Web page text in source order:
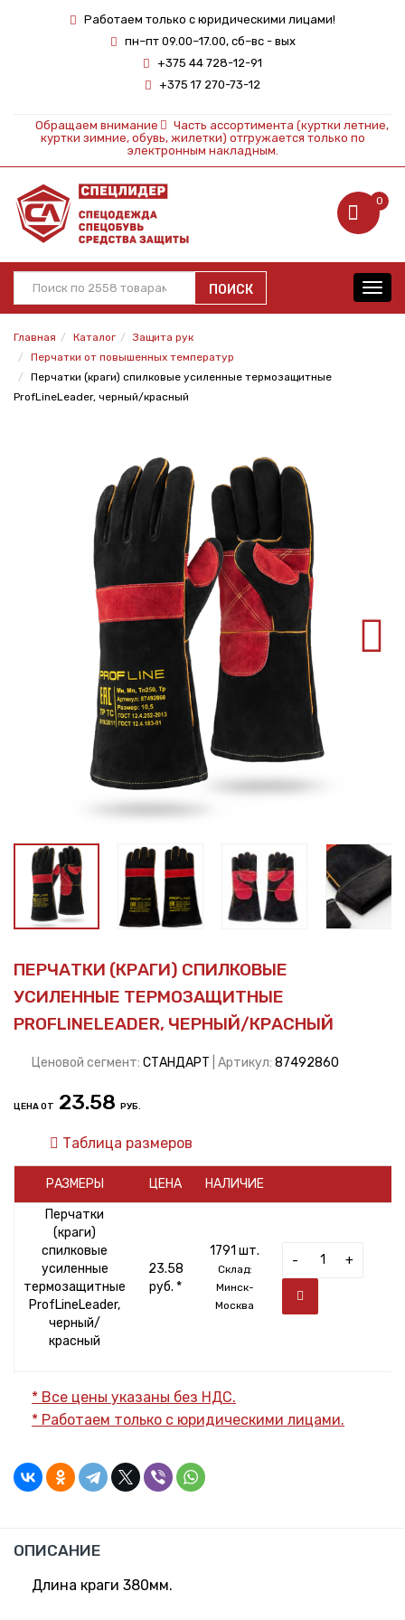
Работаем только с юридическими лицами!
пн–пт 09.00–17.00, сб–вс - вых
+375 44 728-12-91
+375 17 270-73-12
Обращаем внимание
Часть ассортимента (куртки летние,
куртки зимние, обувь, жилетки) отгружается только по
электронным накладным.
0
ПОИСК
Главная Каталог
Защита рук
Перчатки от повышенных температур
Перчатки (краги) спилковые усиленные термозащитные
ProfLineLeader, черный/красный
ПЕРЧАТКИ (КРАГИ) СПИЛКОВЫЕ
УСИЛЕННЫЕ ТЕРМОЗАЩИТНЫЕ
PROFLINELEADER, ЧЕРНЫЙ/КРАСНЫЙ
Ценовой сегмент: СТАНДАРТ | Артикул: 87492860
ЦЕНА ОТ 23.58 РУБ.
Таблица размеров
РАЗМЕРЫ ЦЕНА
НАЛИЧИЕ
Перчатки
(краги)
спилковые
усиленные
термозащитные
ProfLineLeader,
черный/
красный
23.58
руб. *
1791 шт.
Склад:
Минск-
Москва
- +
* Все цены указаны без НДС.
* Работаем только с юридическими лицами.
ОПИСАНИЕ
Длина краги 380мм.